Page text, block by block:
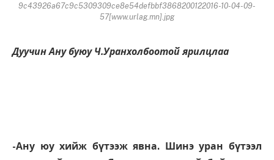
9c43926a67c9c5309309ce8e54defbbf3868200122016-10-04-09-
57[www.urlag.mn].jpg
Дуучин Ану буюу Ч.Уранхолбоотой ярилцлаа
-Ану юу хийж бүтээж явна. Шинэ уран бүтээл